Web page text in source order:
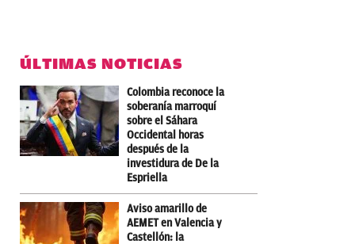
ÚLTIMAS NOTICIAS
Colombia reconoce la
soberanía marroquí
sobre el Sáhara
Occidental horas
después de la
investidura de De la
Espriella
Aviso amarillo de
AEMET en Valencia y
Castellón: la